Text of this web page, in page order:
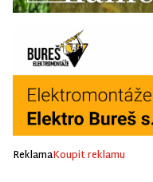
ReklamaKoupit reklamu